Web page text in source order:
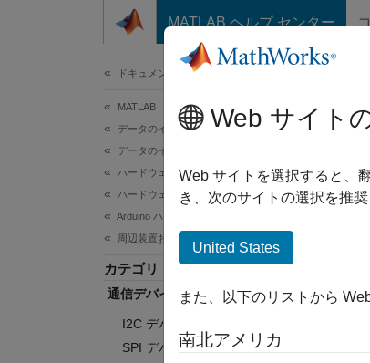
コンテンツへスキップ
MATLAB ヘルプ センター
ドキュメンテーションのホーム
MATLAB
データのインポートと解析
データのインポートとエクスポート
ハードウェアとネットワーク通信
ハードウェア ボードとキット
Arduino ハードウェア
周辺装置およびプロトコル
カテゴリ
通信デバイスとプロトコル
I2C デバイス
SPI デバイス
Web サイト
Web サイトを選択すると、
き、次のサイトの選択を推
United States
また、以下のリストから
南北アメリカ